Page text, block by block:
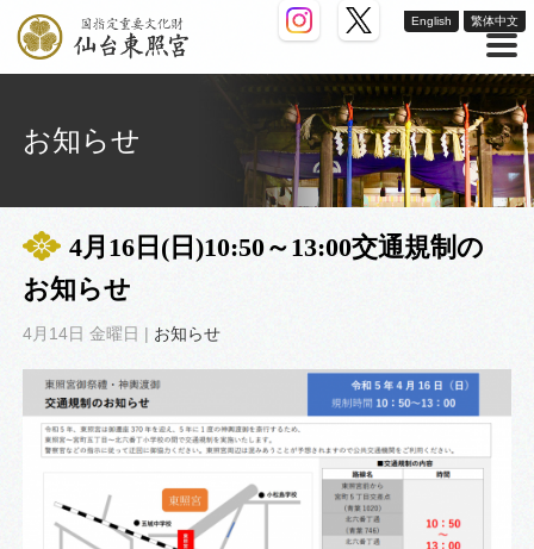
English 繁体中文
お知らせ
4月16日(日)10:50～13:00交通規制の
お知らせ
4月14日 金曜日 | お知らせ